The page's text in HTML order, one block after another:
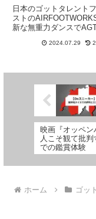
日本のゴットタレント
ストの
新な無重力ダンスでAGT
コメント和訳、視聴者
2024.07.29
映画『オッペ
人こそ観て批
での鑑賞体験
ホーム ゴッ